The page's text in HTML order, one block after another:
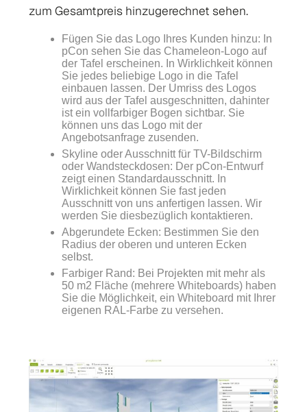
zum Gesamtpreis hinzugerechnet sehen.
Fügen Sie das Logo Ihres Kunden hinzu: In
pCon sehen Sie das Chameleon-Logo auf
der Tafel erscheinen. In Wirklichkeit können
Sie jedes beliebige Logo in die Tafel
einbauen lassen. Der Umriss des Logos
wird aus der Tafel ausgeschnitten, dahinter
ist ein vollfarbiger Bogen sichtbar. Sie
können uns das Logo mit der
Angebotsanfrage zusenden.
Skyline oder Ausschnitt für TV-Bildschirm
oder Wandsteckdosen: Der pCon-Entwurf
zeigt einen Standardausschnitt. In
Wirklichkeit können Sie fast jeden
Ausschnitt von uns anfertigen lassen. Wir
werden Sie diesbezüglich kontaktieren.
Abgerundete Ecken: Bestimmen Sie den
Radius der oberen und unteren Ecken
selbst.
Farbiger Rand: Bei Projekten mit mehr als
50 m2 Fläche (mehrere Whiteboards) haben
Sie die Möglichkeit, ein Whiteboard mit Ihrer
eigenen RAL-Farbe zu versehen.